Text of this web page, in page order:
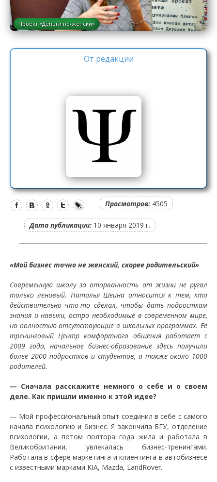
Проект «Деньги по-женски»
От редакции
Просмотров: 4505
Дата публикации: 10 января 2019 г.
«Мой бизнес точно не женский, скорее родительский»
Современную школу за оторванность от жизни не ругал
только ленивый. Наталья Шеина относится к тем, кто
действительно что-то сделал, чтобы дать подросткам
знания и навыки, остро необходимые в современном мире,
но полностью отсутствующие в школьных программах. Ее
тренинговый Центр комфортного общения работает с
2009 года, начальное бизнес-образование здесь получили
более 2000 подростков и студентов, а также около 1000
родителей.
— Сначала расскажите немного о себе и о своем
деле. Как пришли именно к этой идее?
— Мой профессиональный опыт соединил в себе с самого
начала психологию и бизнес. Я закончила БГУ, отделение
психологии, а потом полтора года жила и работала в
Великобритании, увлекалась бизнес-тренингами.
Работала в сфере маркетинга и клиентинга в автобизнесе
с известными марками KIA, Mazda, LandRover.